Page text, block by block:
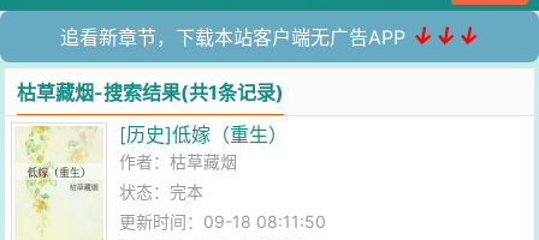
追看新章节，下载本站客户端无广告APP ↓↓↓
枯草藏烟-搜索结果(共1条记录)
[历史]低嫁（重生）
作者：枯草藏烟
状态：完本
更新时间：09-18 08:11:50